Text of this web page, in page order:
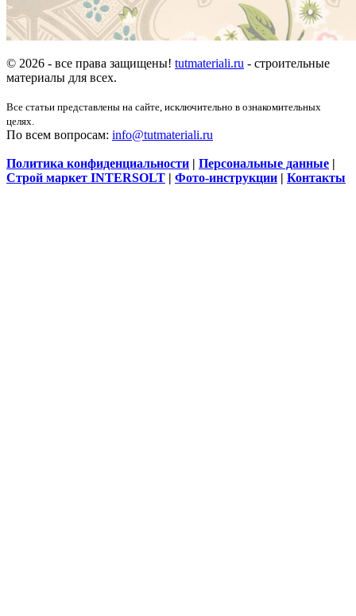
© 2026 - все права защищены! tutmateriali.ru - строительные
материалы для всех.
Все статьи представлены на сайте, исключительно в ознакомительных
целях.
По всем вопросам: info@tutmateriali.ru
Политика конфиденциальности | Персональные данные |
Строй маркет INTERSOLT | Фото-инструкции | Контакты